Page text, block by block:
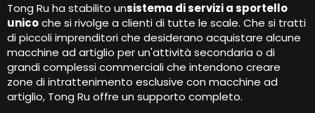
Tong Ru ha stabilito unsistema di servizi a sportello
unicoche si rivolge a clienti di tutte le scale. Che si tratti
di piccoli imprenditori che desiderano acquistare alcune
macchine ad artiglio per un'attività secondaria o di
grandi complessi commerciali che intendono creare
zone di intrattenimento esclusive con macchine ad
artiglio, Tong Ru offre un supporto completo.